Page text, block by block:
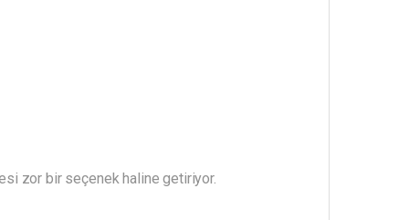
zor bir seçenek haline getiriyor.